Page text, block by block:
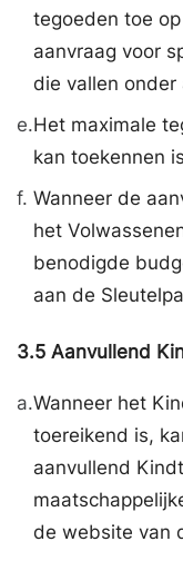
tegoeden toe
aanvraag voor
die vallen onder
e.Het maximale
kan toekennen
f. Wanneer de
het
benodigde
aan de
3.5 Aanvullend
a.Wanneer het
toereikend is,
aanvullend
de website van